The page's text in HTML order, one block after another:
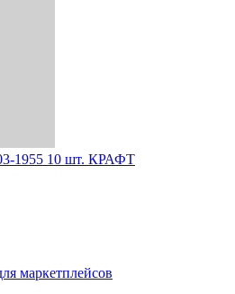
1955 10 шт. КРАФТ
маркетплейсов